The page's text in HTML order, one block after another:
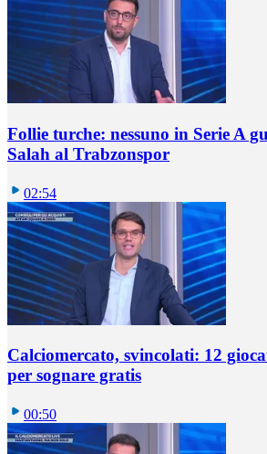
Follie turche: nessuno in Serie A
Salah al Trabzonspor
02:54
Calciomercato, svincolati: 12
per sognare gratis
00:50